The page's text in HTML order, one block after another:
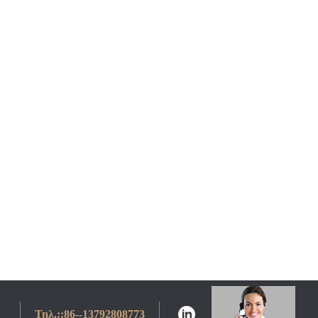
Τηλ.::86--13792808773